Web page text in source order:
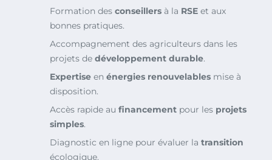
Formation des conseillers à la RSE et aux
bonnes pratiques.
Accompagnement des agriculteurs dans les
projets de développement durable.
Expertise en énergies renouvelables mise à
disposition.
Accès rapide au financement pour les projets
simples.
Diagnostic en ligne pour évaluer la transition
écologique.